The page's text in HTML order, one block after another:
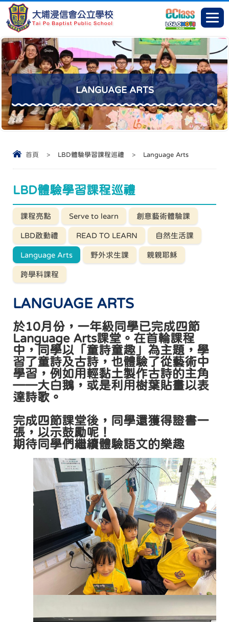
LANGUAGE ARTS
首頁 > LBD體驗學習課程巡禮 > Language Arts
LBD體驗學習課程巡禮
課程亮點 Serve to learn 創意藝術體驗課
LBD啟動禮 READ TO LEARN 自然生活課
Language Arts 野外求生課 親親耶穌
跨學科課程
LANGUAGE ARTS
於10月份，一年級同學已完成四節
Language Arts課堂。在首輪課程
中，同學以「童詩童趣」為主題，學
習了童詩及古詩，也體驗了從藝術中
學習，例如用輕黏土製作古詩的主角
——大白鵝，或是利用樹葉貼畫以表
達詩歌。
完成四節課堂後，同學還獲得證書一
張，以示鼓勵呢！
期待同學們繼續體驗語文的樂趣